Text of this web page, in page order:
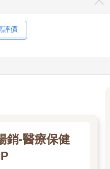
評價
銷-醫療保健